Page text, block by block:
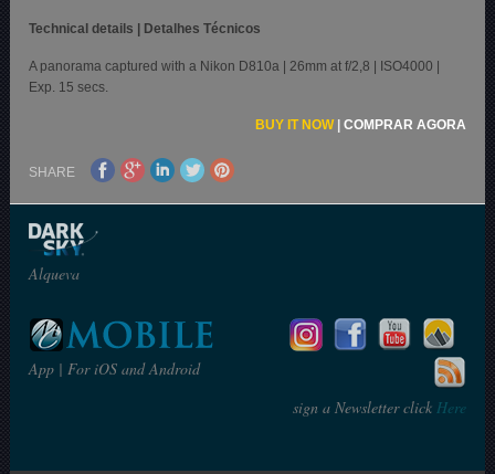
Technical details | Detalhes Técnicos
A panorama captured with a Nikon D810a | 26mm at f/2,8 | ISO4000 |
Exp. 15 secs.
BUY IT NOW| COMPRAR AGORA
SHARE
Alqueva
App | For iOS and Android
sign a Newsletter clickHere